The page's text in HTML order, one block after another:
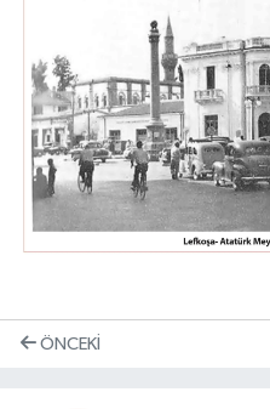
ÖNCEKI